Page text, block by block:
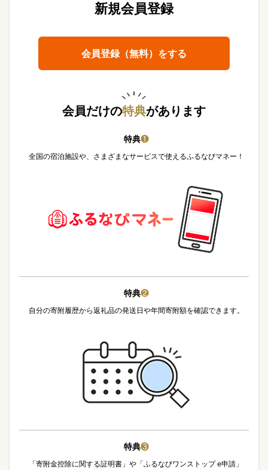
新規会員登録
会員登録（無料）をする
会員だけの特典があります
特典❶
全国の宿泊施設や、さまざまなサービスで使えるふるなびマネー！
特典❷
自分の寄附履歴から返礼品の発送日や年間寄附額を確認できます。
特典❸
「寄附金控除に関する証明書」や「ふるなびワンストップ e申請」